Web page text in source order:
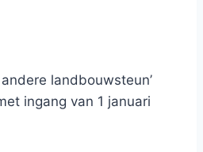
landbouwsteun’
ingang van 1 januari